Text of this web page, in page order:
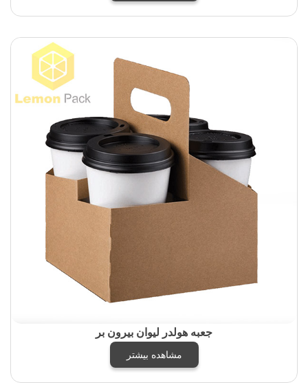
جعبه هولدر لیوان بیرون بر
مشاهده بیشتر